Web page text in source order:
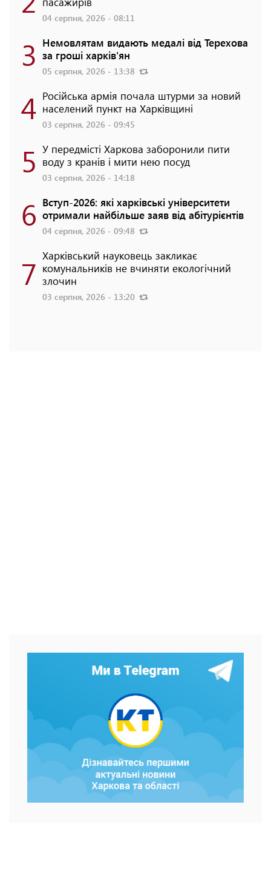
04 серпня, 2026 - 08:11
3 Немовлятам видають медалі від Терехова
за гроші харків'ян
05 серпня, 2026 - 13:38
4 Російська армія почала штурми за новий
населений пункт на Харківщині
03 серпня, 2026 - 09:45
5 У передмісті Харкова заборонили пити
воду з кранів і мити нею посуд
03 серпня, 2026 - 14:18
6 Вступ-2026: які харківські університети
отримали найбільше заяв від абітурієнтів
04 серпня, 2026 - 09:48
7 Харківський науковець закликає
комунальників не вчиняти екологічний
злочин
03 серпня, 2026 - 13:20